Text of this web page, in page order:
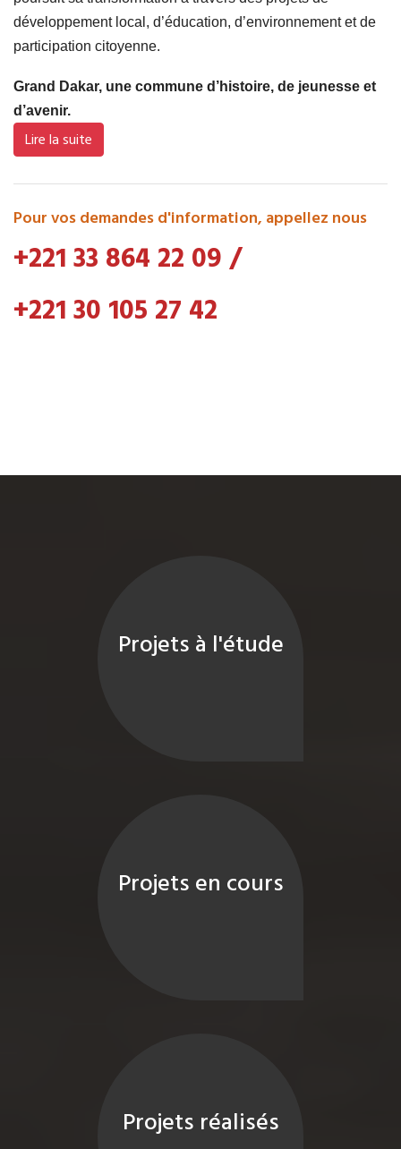
développement local, d’éducation, d’environnement et de
participation citoyenne.
Grand Dakar, une commune d’histoire, de jeunesse et
d’avenir.
Lire la suite
Pour vos demandes d'information, appellez nous
+221 33 864 22 09/
+221 30 105 27 42
Projets à l'étude
Projets en cours
Projets réalisés